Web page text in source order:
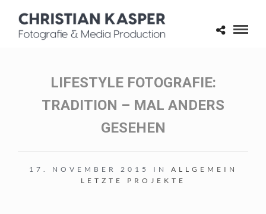
LIFESTYLE FOTOGRAFIE:
TRADITION – MAL ANDERS
GESEHEN
17. NOVEMBER 2015 IN ALLGEMEIN
LETZTE PROJEKTE